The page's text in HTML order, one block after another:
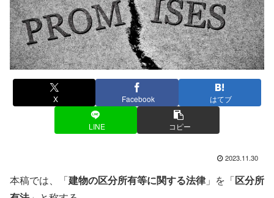
X Facebook はてブ
LINE コピー
2023.11.30
本稿では、「建物の区分所有等に関する法律」を「区分所